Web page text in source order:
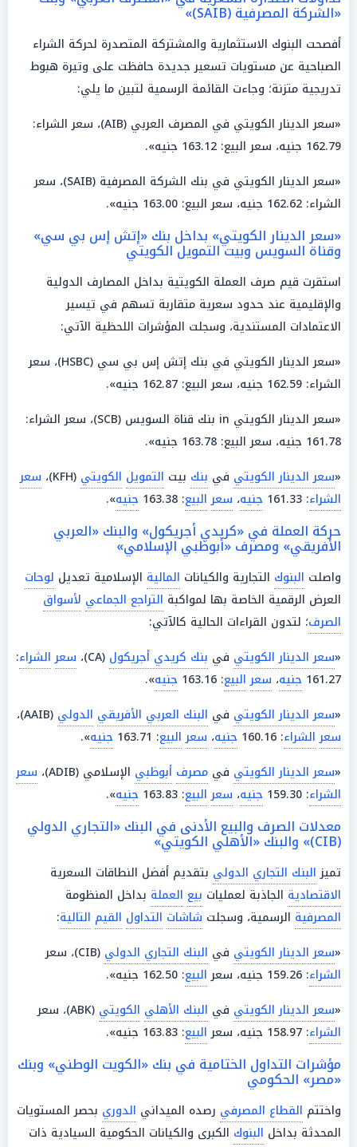
«الشركة المصرفية (SAIB)»
أفصحت البنوك الاستثمارية والمشتركة المتصدرة لحركة الشراء
الصباحية عن مستويات تسعير جديدة حافظت على وتيرة هبوط
تدريجية متزنة؛ وجاءت القائمة الرسمية لتبين ما يلي:
«سعر الدينار الكويتي في المصرف العربي (AIB)، سعر الشراء:
162.79 جنيه، سعر البيع: 163.12 جنيه».
«سعر الدينار الكويتي في بنك الشركة المصرفية (SAIB)، سعر
الشراء: 162.62 جنيه، سعر البيع: 163.00 جنيه».
«سعر الدينار الكويتي» بداخل بنك «إتش إس بي سي»
وقناة السويس وبيت التمويل الكويتي
استقرت قيم صرف العملة الكويتية بداخل المصارف الدولية
والإقليمية عند حدود سعرية متقاربة تسهم في تيسير
الاعتمادات المستندية، وسجلت المؤشرات اللحظية الآتي:
«سعر الدينار الكويتي في بنك إتش إس بي سي (HSBC)، سعر
الشراء: 162.59 جنيه، سعر البيع: 162.87 جنيه».
«سعر الدينار الكويتي in بنك قناة السويس (SCB)، سعر الشراء:
161.78 جنيه، سعر البيع: 163.78 جنيه».
«سعر الدينار الكويتي في بنك بيت التمويل الكويتي (KFH)،
سعر
الشراء: 161.33 جنيه، سعر البيع: 163.38 جنيه».
حركة العملة في «كريدي أجريكول» والبنك «العربي
الأفريقي» ومصرف «أبوظبي الإسلامي»
واصلت البنوك التجارية والكيانات المالية الإسلامية تعديل لوحات
العرض الرقمية الخاصة بها لمواكبة التراجع الجماعي لأسواق
الصرف؛ لتدون القراءات الحالية كالآتي:
«سعر الدينار الكويتي في بنك كريدي أجريكول (CA)، سعر الشراء:
161.27 جنيه، سعر البيع: 163.16 جنيه».
«سعر الدينار الكويتي في البنك العربي الأفريقي الدولي (AAIB)،
سعر الشراء: 160.16 جنيه، سعر البيع: 163.71 جنيه».
«سعر الدينار الكويتي في مصرف أبوظبي الإسلامي (ADIB)،
سعر
الشراء: 159.30 جنيه، سعر البيع: 163.83 جنيه».
معدلات الصرف والبيع الأدنى في البنك «التجاري الدولي
(CIB)» والبنك «الأهلي الكويتي»
تميزالبنك التجاري الدولي بتقديم أفضل النطاقات السعرية
الاقتصادية الجاذبة لعمليات بيع العملة بداخل المنظومة
المصرفية الرسمية، وسجلت شاشات التداول القيم التالية:
«سعر الدينار الكويتي في البنك التجاري الدولي (CIB)، سعر
الشراء: 159.26 جنيه، سعر البيع: 162.50 جنيه».
«سعر الدينار الكويتي في البنك الأهلي الكويتي (ABK)، سعر
الشراء: 158.97 جنيه، سعر البيع: 163.83 جنيه».
مؤشرات التداول الختامية في بنك «الكويت الوطني» وبنك
«مصر» الحكومي
واختتم القطاع المصرفي رصده الميداني الدوري بحصر المستويات
المحدثة بداخل البنوك الكبرى والكيانات الحكومية السيادية ذات